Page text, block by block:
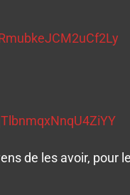
de les avoir, pour